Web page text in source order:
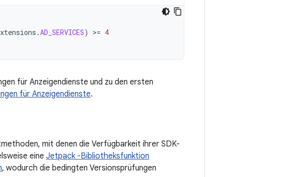
.AD_SERVICES) >= 4
für Anzeigendienste und zu den ersten
für Anzeigendienste.
mit denen die Verfügbarkeit ihrer SDK-
eine Jetpack -Bibliotheksfunktion
, wodurch die bedingten Versionsprüfungen